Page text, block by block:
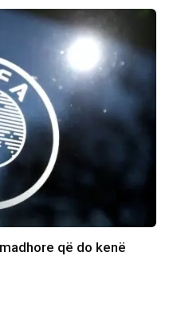
që do kenë